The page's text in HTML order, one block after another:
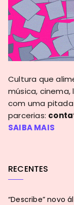
Cultura que
música,
com uma
parcerias:
SAIBA MAIS
RECENTES
“Describe” novo